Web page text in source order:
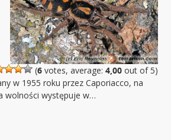
(6votes, average: 4,00out of 5)
w 1955 roku przez Caporiacco, na
wolności występuje w…